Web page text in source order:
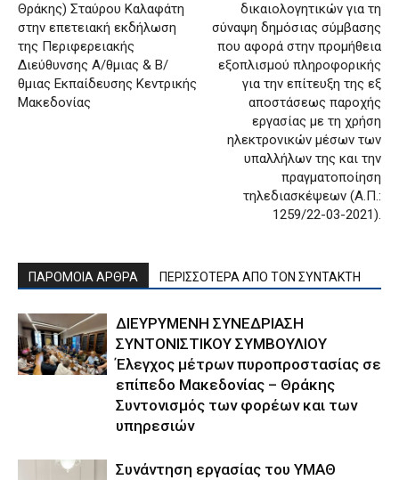
Θράκης) Σταύρου Καλαφάτη
στην επετειακή εκδήλωση
της Περιφερειακής
Διεύθυνσης Α/θμιας & Β/
θμιας Εκπαίδευσης Κεντρικής
Μακεδονίας
δικαιολογητικών για τη
σύναψη δημόσιας σύμβασης
που αφορά στην προμήθεια
εξοπλισμού πληροφορικής
για την επίτευξη της εξ
αποστάσεως παροχής
εργασίας με τη χρήση
ηλεκτρονικών μέσων των
υπαλλήλων της και την
πραγματοποίηση
τηλεδιασκέψεων (Α.Π.:
1259/22-03-2021).
ΠΑΡΟΜΟΙΑ ΑΡΘΡΑ ΠΕΡΙΣΣΟΤΕΡΑ ΑΠΟ ΤΟΝ ΣΥΝΤΑΚΤΗ
ΔΙΕΥΡΥΜΕΝΗ ΣΥΝΕΔΡΙΑΣΗ
ΣΥΝΤΟΝΙΣΤΙΚΟΥ ΣΥΜΒΟΥΛΙΟΥ
Έλεγχος μέτρων πυροπροστασίας σε
επίπεδο Μακεδονίας – Θράκης
Συντονισμός των φορέων και των
υπηρεσιών
Συνάντηση εργασίας του ΥΜΑΘ